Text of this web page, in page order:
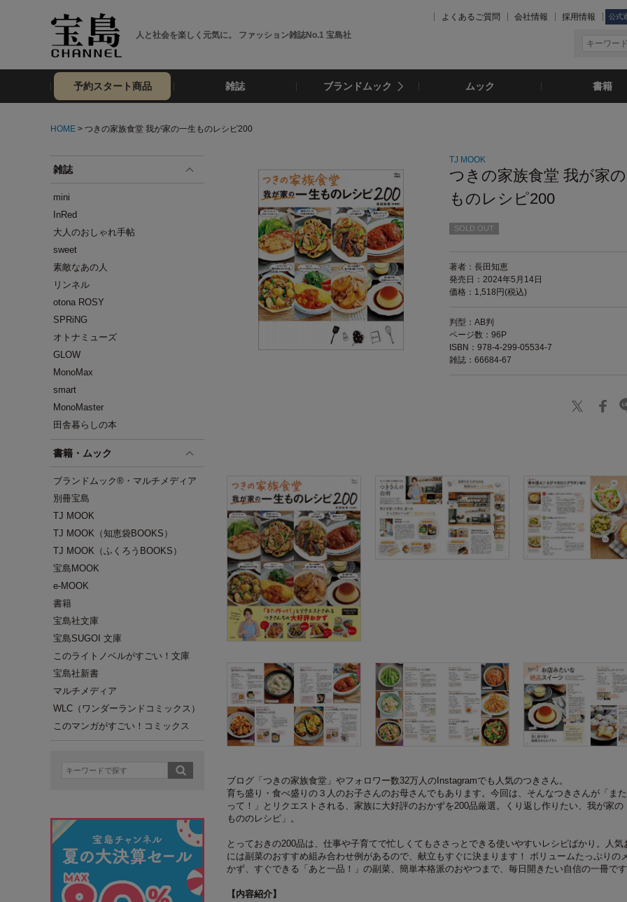
人と社会を楽しく元気に。 ファッション雑誌No.1 宝島社
よくあるご質問 会社情報 採用情報 公式
予約スタート商品 雑誌 ブランドムック ムック 書籍
HOME > つきの家族食堂 我が家の一生ものレシピ200
雑誌
mini
InRed
大人のおしゃれ手帖
sweet
素敵なあの人
リンネル
otona ROSY
SPRiNG
オトナミューズ
GLOW
MonoMax
smart
MonoMaster
田舎暮らしの本
書籍・ムック
ブランドムック®・マルチメディア
別冊宝島
TJ MOOK
TJ MOOK（知恵袋BOOKS）
TJ MOOK（ふくろうBOOKS）
宝島MOOK
e-MOOK
書籍
宝島社文庫
宝島SUGOI 文庫
このライトノベルがすごい！文庫
宝島社新書
マルチメディア
WLC（ワンダーランドコミックス）
このマンガがすごい！コミックス
TJ MOOK
つきの家族食堂 我が家
ものレシピ200
SOLD OUT
著者：長田知恵
発売日：2024年5月14日
価格：1,518円(税込)
判型：AB判
ページ数：96P
ISBN：978-4-299-05534-7
雑誌：66684-67
ブログ「つきの家族食堂」やフォロワー数32万人のInstagramでも人気のつきさん。
育ち盛り・食べ盛りの３人のお子さんのお母さんでもあります。今回は、そんなつきさんが「ま
って！」とリクエストされる、家族に大好評のおかずを200品厳選。くり返し作りたい、我が家の
もののレシピ」。
とっておきの200品は、仕事や子育てで忙しくてもささっとできる使いやすいレシピばかり。人気
には副菜のおすすめ組み合わせ例があるので、献立もすぐに決まります！ ボリュームたっぷりの
かず、すぐできる「あと一品！」の副菜、簡単本格派のおやつまで、毎日開きたい自信の一冊です
【内容紹介】